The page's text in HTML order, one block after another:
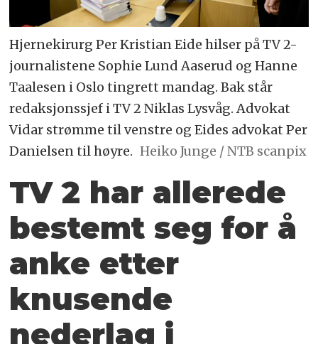
Hjernekirurg Per Kristian Eide hilser på TV 2-
journalistene Sophie Lund Aaserud og Hanne
Taalesen i Oslo tingrett mandag. Bak står
redaksjonssjef i TV 2 Niklas Lysvåg. Advokat
Vidar strømme til venstre og Eides advokat Per
Danielsen til høyre. Heiko Junge / NTB scanpix
TV 2 har allerede
bestemt seg for å
anke etter
knusende
nederlag i